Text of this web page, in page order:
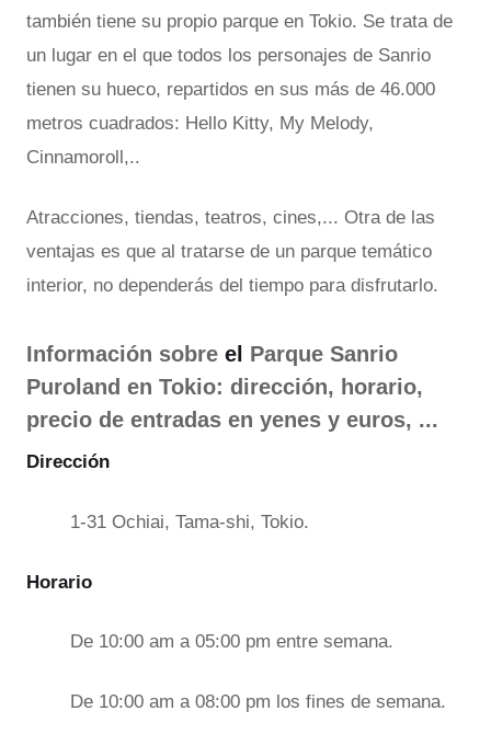
también tiene su propio parque en Tokio. Se trata de
un lugar en el que todos los personajes de Sanrio
tienen su hueco, repartidos en sus más de 46.000
metros cuadrados: Hello Kitty, My Melody,
Cinnamoroll,..
Atracciones, tiendas, teatros, cines,... Otra de las
ventajas es que al tratarse de un parque temático
interior, no dependerás del tiempo para disfrutarlo.
Información sobre el Parque Sanrio
Puroland en Tokio: dirección, horario,
precio de entradas en yenes y euros, ...
Dirección
1-31 Ochiai, Tama-shi, Tokio.
Horario
De 10:00 am a 05:00 pm entre semana.
De 10:00 am a 08:00 pm los fines de semana.